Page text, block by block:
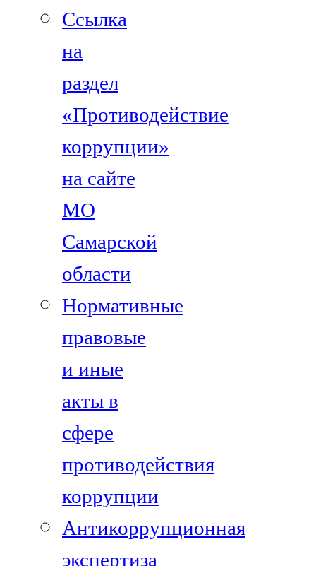
Ссылка
на
раздел
«Противодействие
коррупции»
на сайте
МО
Самарской
области
Нормативные
правовые
и иные
акты в
сфере
противодействия
коррупции
Антикоррупционная
экспертиза